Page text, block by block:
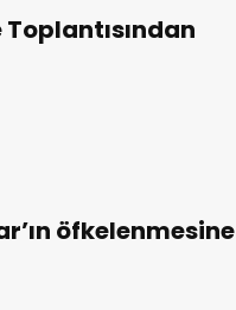
Toplantısından
öfkelenmesine